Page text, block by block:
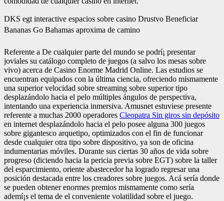
DKS egt interactive espacios sobre casino Drustvo Beneficiar
Bananas Go Bahamas aproxima de camino
Referente a De cualquier parte del mundo se podrí¡ presentar
joviales su catálogo completo de juegos (a salvo los mesas sobre
vivo) acerca de Casino Enorme Madrid Online. Las estudios se
encuentran equipados con la última ciencia, ofreciendo mismamente
una superior velocidad sobre streaming sobre superior tipo
desplazándolo hacia el pelo múltiples ángulos de perspectiva,
intentando una experiencia inmersiva. Amusnet estuviese presente
referente a muchas 2000 operadores Cleopatra Sin giros sin depósito
en internet desplazándolo hacia el pelo posee alguna 300 juegos
sobre gigantesco arquetipo, optimizados con el fin de funcionar
desde cualquier otra tipo sobre dispositivo, ya son de oficina
indumentarias móviles. Durante sus ciertas 30 años de vida sobre
progreso (diciendo hacia la pericia previa sobre EGT) sobre la taller
del esparcimiento, oriente abastecedor ha logrado regresar una
posición destacada entre los creadores sobre juegos. Acá serí­a donde
se pueden obtener enormes premios mismamente­ como serí­a
ademí¡s el tema de el conveniente volatilidad sobre el juego.